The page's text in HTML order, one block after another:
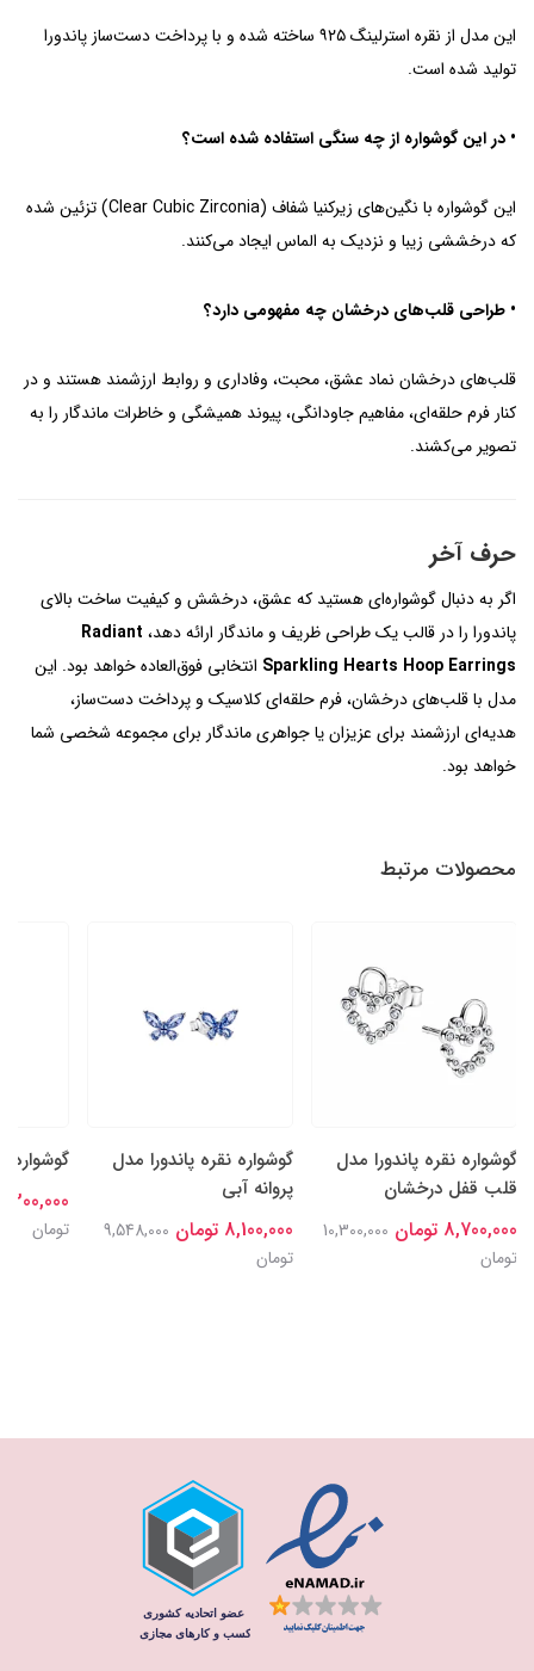
این مدل از نقره استرلینگ ۹۲۵ ساخته شده و با پرداخت دست‌ساز پاندورا
تولید شده است.
• در این گوشواره از چه سنگی استفاده شده است؟
این گوشواره با نگین‌های زیرکنیا شفاف (Clear Cubic Zirconia) تزئین شده
که درخششی زیبا و نزدیک به الماس ایجاد می‌کنند.
• طراحی قلب‌های درخشان چه مفهومی دارد؟
قلب‌های درخشان نماد عشق، محبت، وفاداری و روابط ارزشمند هستند و در
کنار فرم حلقه‌ای، مفاهیم جاودانگی، پیوند همیشگی و خاطرات ماندگار را به
تصویر می‌کشند.
حرف آخر
اگر به دنبال گوشواره‌ای هستید که عشق، درخشش و کیفیت ساخت بالای
پاندورا را در قالب یک طراحی ظریف و ماندگار ارائه دهد، Radiant
Sparkling Hearts Hoop Earrings انتخابی فوق‌العاده خواهد بود. این
مدل با قلب‌های درخشان، فرم حلقه‌ای کلاسیک و پرداخت دست‌ساز،
هدیه‌ای ارزشمند برای عزیزان یا جواهری ماندگار برای مجموعه شخصی شما
خواهد بود.
محصولات مرتبط
گوشواره نقره پاندورا مدل
قلب قفل درخشان
8,700,000 تومان
10,300,000
تومان
گوشواره نقره پاندورا مدل
پروانه آبی
8,100,000 تومان
9,548,000
تومان
گوشواره
8,300,000
تومان